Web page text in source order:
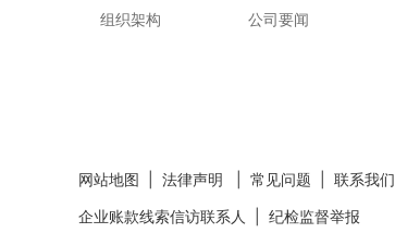
组织架构
公司要闻
网站地图 法律声明 常见问题 联系我们
企业账款线索信访联系人
纪检监督举报